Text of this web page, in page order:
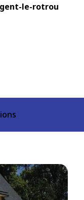
le-rotrou